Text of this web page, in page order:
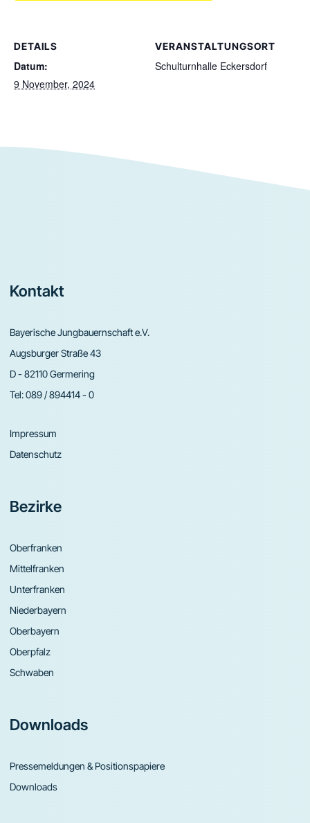
DETAILS
Datum:
9 November, 2024
VERANSTALTUNGSORT
Schulturnhalle Eckersdorf
Footer
Kontakt
Bayerische Jungbauernschaft e.V.
Augsburger Straße 43
D - 82110 Germering
Tel:089 / 894414 - 0
Impressum
Datenschutz
Bezirke
Oberfranken
Mittelfranken
Unterfranken
Niederbayern
Oberbayern
Oberpfalz
Schwaben
Downloads
Pressemeldungen & Positionspapiere
Downloads